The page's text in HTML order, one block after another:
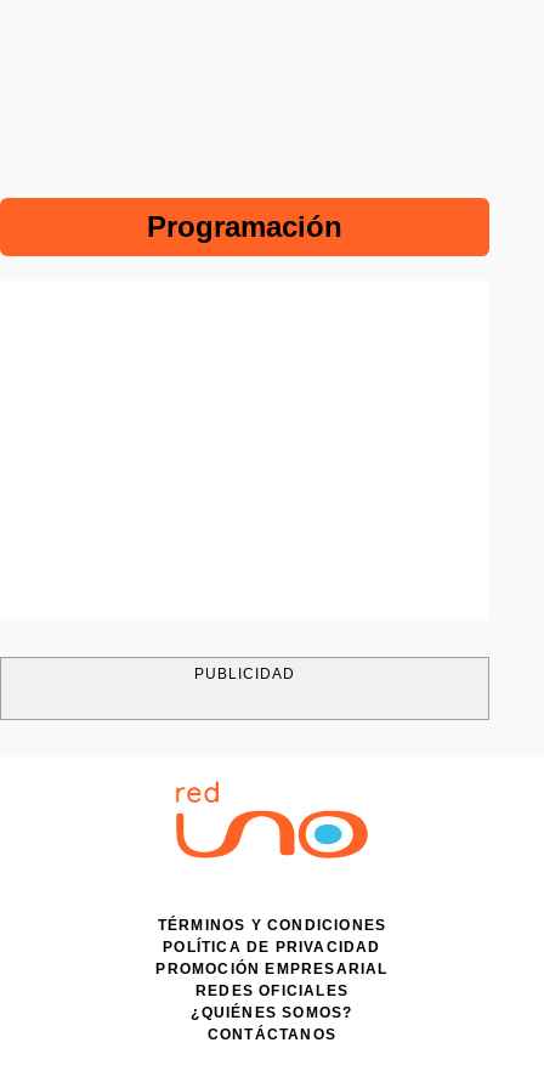
Programación
PUBLICIDAD
TÉRMINOS Y CONDICIONES
POLÍTICA DE PRIVACIDAD
PROMOCIÓN EMPRESARIAL
REDES OFICIALES
¿QUIÉNES SOMOS?
CONTÁCTANOS